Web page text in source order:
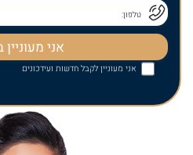
אני מעוניין לקבל חדשות ועידכונים